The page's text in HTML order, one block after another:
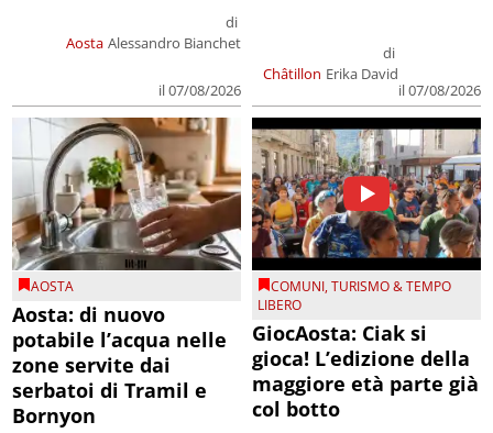
Aosta
di
Alessandro Bianchet
il 07/08/2026
Châtillon
di
Erika David
il 07/08/2026
AOSTA
Aosta: di nuovo
potabile l’acqua nelle
zone servite dai
serbatoi di Tramil e
Bornyon
COMUNI,TURISMO & TEMPO
LIBERO
GiocAosta: Ciak si
gioca! L’edizione della
maggiore età parte già
col botto